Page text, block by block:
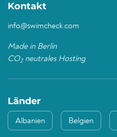
Kontakt
info@swimcheck.com
Made in Berlin
CO2neutrales Hosting
Länder
Albanien Belgien